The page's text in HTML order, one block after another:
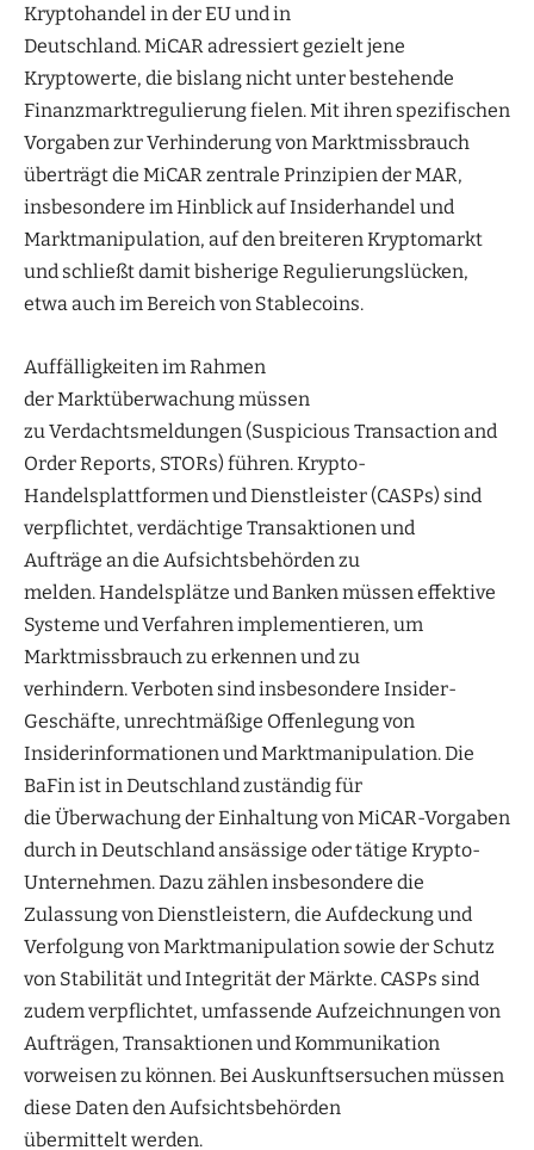
Kryptohandel in der EU und in
Deutschland. MiCAR adressiert gezielt jene
Kryptowerte, die bislang nicht unter bestehende
Finanzmarktregulierung fielen. Mit ihren spezifischen
Vorgaben zur Verhinderung von Marktmissbrauch
überträgt die MiCAR zentrale Prinzipien der MAR,
insbesondere im Hinblick auf Insiderhandel und
Marktmanipulation, auf den breiteren Kryptomarkt
und schließt damit bisherige Regulierungslücken,
etwa auch im Bereich von Stablecoins.
Auffälligkeiten im Rahmen
der Marktüberwachung müssen
zu Verdachtsmeldungen (Suspicious Transaction and
Order Reports, STORs) führen. Krypto-
Handelsplattformen und Dienstleister (CASPs) sind
verpflichtet, verdächtige Transaktionen und
Aufträge an die Aufsichtsbehörden zu
melden. Handelsplätze und Banken müssen effektive
Systeme und Verfahren implementieren, um
Marktmissbrauch zu erkennen und zu
verhindern. Verboten sind insbesondere Insider-
Geschäfte, unrechtmäßige Offenlegung von
Insiderinformationen und Marktmanipulation. Die
BaFin ist in Deutschland zuständig für
die Überwachung der Einhaltung von MiCAR-Vorgaben
durch in Deutschland ansässige oder tätige Krypto-
Unternehmen. Dazu zählen insbesondere die
Zulassung von Dienstleistern, die Aufdeckung und
Verfolgung von Marktmanipulation sowie der Schutz
von Stabilität und Integrität der Märkte. CASPs sind
zudem verpflichtet, umfassende Aufzeichnungen von
Aufträgen, Transaktionen und Kommunikation
vorweisen zu können. Bei Auskunftsersuchen müssen
diese Daten den Aufsichtsbehörden
übermittelt werden.